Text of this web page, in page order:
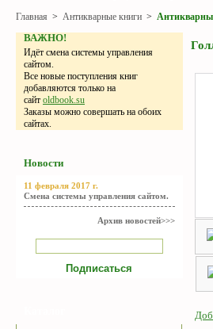
Главная > Антикварные книги >
ВАЖНО!
Идёт смена системы управления
сайтом.
Все новые поступления книг
добавляются только на
сайт oldbook.su
Заказы можно совершать на обоих
сайтах.
Новости
11 февраля 2017 г.
Смена системы управления сайтом.
Архив новостей>>>